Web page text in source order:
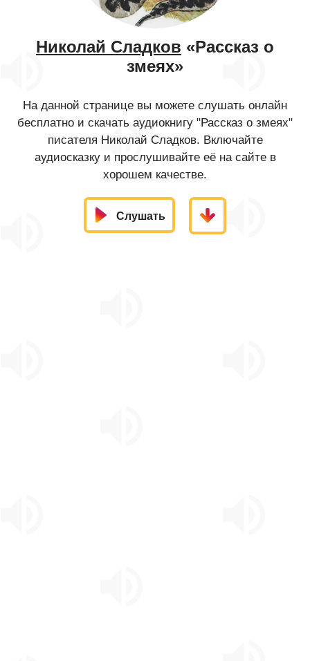
Николай Сладков «Рассказ о
змеях»
На данной странице вы можете слушать онлайн
бесплатно и скачать аудиокнигу "Рассказ о змеях"
писателя Николай Сладков. Включайте
аудиосказку и прослушивайте её на сайте в
хорошем качестве.
Слушать